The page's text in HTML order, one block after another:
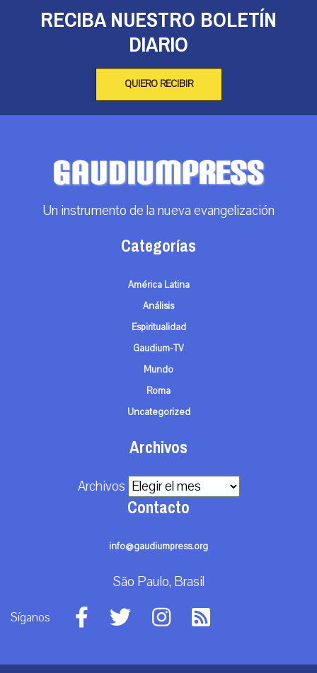
RECIBA NUESTRO BOLETÍN
DIARIO
QUIERO RECIBIR
Un instrumento de la nueva evangelización
Categorías
América Latina
Análisis
Espiritualidad
Gaudium-TV
Mundo
Roma
Uncategorized
Archivos
Archivos
Contacto
info@gaudiumpress.org
São Paulo, Brasil
Síganos